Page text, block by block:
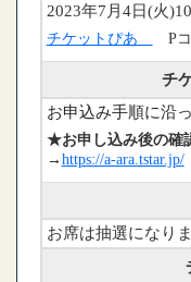
2023年7月4日(火
チケットぴあ P
チ
お申込み手順に沿
★お申し込み後の確
→ https://a-ara.tstar.jp/
お席は抽選になりま